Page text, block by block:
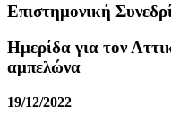
Επιστημονική
Ημερίδα για τον
αμπελώνα
19/12/2022